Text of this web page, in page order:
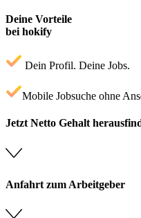
Deine Vorteile
bei hokify
Dein Profil. Deine Jobs.
Mobile Jobsuche ohne
Jetzt Netto Gehalt
Anfahrt zum Arbeitgeber